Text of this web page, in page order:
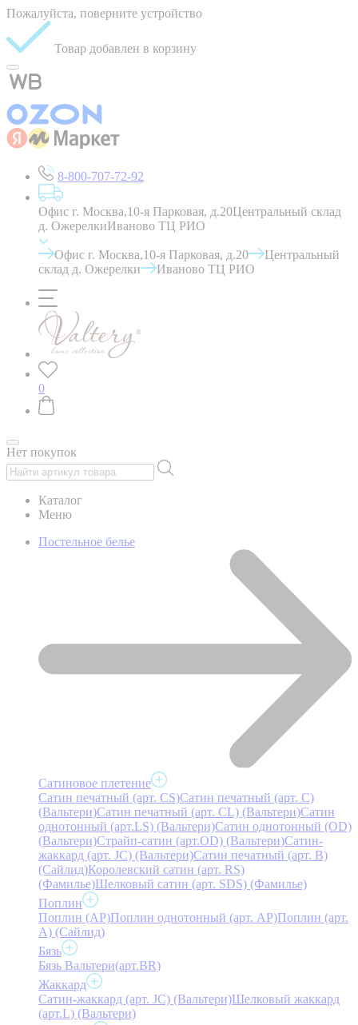
Пожалуйста, поверните устройство
Товар добавлен в корзину
8-800-707-72-92
Офис г. Москва,10-я Парковая, д.20Центральный склад
д. ОжерелкиИваново ТЦ РИО
Офис г. Москва,10-я Парковая, д.20
Центральный
склад д. Ожерелки
Иваново ТЦ РИО
0
Нет покупок
Каталог
Меню
Постельное белье
Сатиновое плетение
Сатин печатный (арт. СS)Сатин печатный (арт. С)
(Вальтери)Сатин печатный (арт. СL) (Вальтери)Сатин
однотонный (арт.LS) (Вальтери)Сатин однотонный (OD)
(Вальтери)Страйп-сатин (арт.OD) (Вальтери)Сатин-
жаккард (арт. JC) (Вальтери)Сатин печатный (арт. В)
(Сайлид)Королевский сатин (арт. RS)
(Фамилье)Шелковый сатин (арт. SDS) (Фамилье)
Поплин
Поплин (AP)Поплин однотонный (арт. AP)Поплин (арт.
А) (Сайлид)
Бязь
Бязь Вальтери(арт.BR)
Жаккард
Сатин-жаккард (арт. JC) (Вальтери)Шелковый жаккард
(арт.L) (Вальтери)